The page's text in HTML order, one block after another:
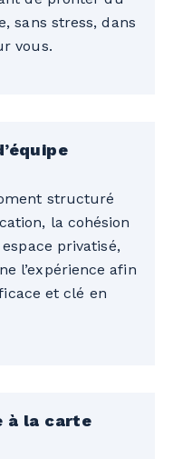
sans stress, dans
vous.
structuré
la cohésion
privatisé,
l’expérience afin
et clé en
à la carte